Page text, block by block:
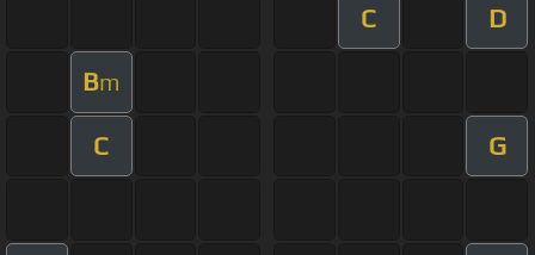
C D
Bm
C G